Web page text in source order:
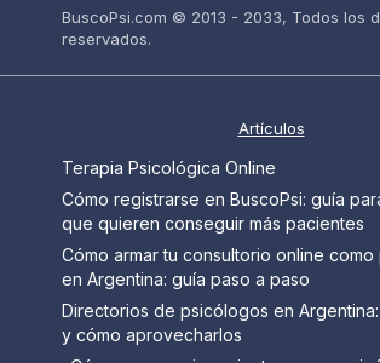
BuscoPsi.com © 2013 - 2033, Todos los
reservados.
Artículos
Terapia Psicológica Online
Cómo registrarse en BuscoPsi: guía
que quieren conseguir más pacientes
Cómo armar tu consultorio online
en Argentina: guía paso a paso
Directorios de psicólogos en
y cómo aprovecharlos